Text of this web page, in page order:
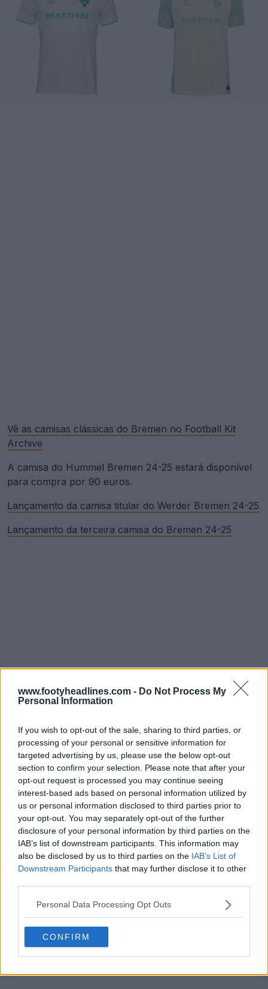
www.footyheadlines.com - Do Not Process My
Personal Information
If you wish to opt-out of the sale, sharing to third parties, or
processing of your personal or sensitive information for
targeted advertising by us, please use the below opt-out
section to confirm your selection. Please note that after your
opt-out request is processed you may continue seeing
interest-based ads based on personal information utilized by
us or personal information disclosed to third parties prior to
your opt-out. You may separately opt-out of the further
disclosure of your personal information by third parties on the
IAB’s list of downstream participants. This information may
also be disclosed by us to third parties on the IAB’s List of
Downstream Participants that may further disclose it to other
Personal Data Processing Opt Outs
CONFIRM
Vê as camisas clássicas do Bremen no Football Kit
Archive
A camisa do Hummel Bremen 24-25 estará disponível
para compra por 90 euros.
Lançamento da camisa titular do Werder Bremen 24-25
Lançamento da terceira camisa do Bremen 24-25
Fabricado pela Hummel. Gostas da camisa de fora do
Mostrar Comentários
Bundesliga Hummel Camisas